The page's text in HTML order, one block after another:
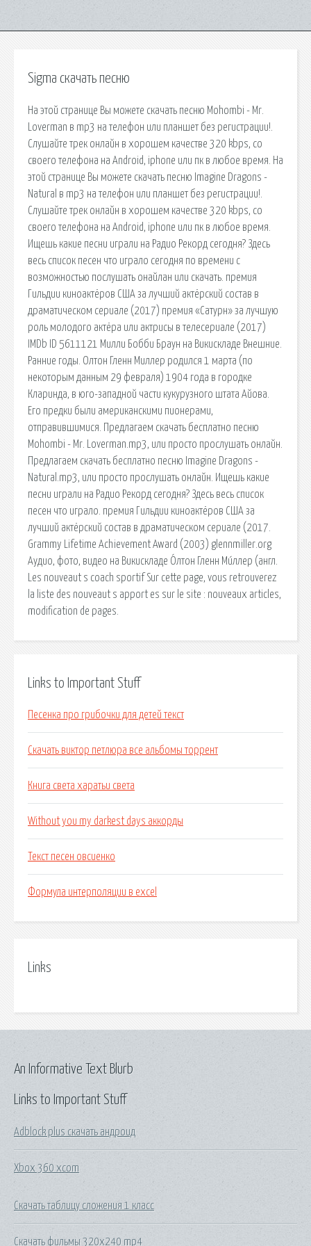
Sigma скачать песню
На этой странице Вы можете скачать песню Mohombi - Mr.
Loverman в mp3 на телефон или планшет без регистрации!.
Слушайте трек онлайн в хорошем качестве 320 kbps, со
своего телефона на Android, iphone или пк в любое время. На
этой странице Вы можете скачать песню Imagine Dragons -
Natural в mp3 на телефон или планшет без регистрации!.
Слушайте трек онлайн в хорошем качестве 320 kbps, со
своего телефона на Android, iphone или пк в любое время.
Ищешь какие песни играли на Радио Рекорд сегодня? Здесь
весь список песен что играло сегодня по времени с
возможностью послушать онайлан или скачать. премия
Гильдии киноактёров США за лучший актёрский состав в
драматическом сериале (2017) премия «Сатурн» за лучшую
роль молодого актёра или актрисы в телесериале (2017)
IMDb ID 5611121 Милли Бобби Браун на Викискладе Внешние.
Ранние годы. Олтон Гленн Миллер родился 1 марта (по
некоторым данным 29 февраля) 1904 года в городке
Кларинда, в юго-западной части кукурузного штата Айова.
Его предки были американскими пионерами,
отправившимися. Предлагаем скачать бесплатно песню
Mohombi - Mr. Loverman.mp3, или просто прослушать онлайн.
Предлагаем скачать бесплатно песню Imagine Dragons -
Natural.mp3, или просто прослушать онлайн. Ищешь какие
песни играли на Радио Рекорд сегодня? Здесь весь список
песен что играло. премия Гильдии киноактёров США за
лучший актёрский состав в драматическом сериале (2017.
Grammy Lifetime Achievement Award (2003) glennmiller.org
Аудио, фото, видео на Викискладе О́лтон Гленн Ми́ллер (англ.
Les nouveaut s coach sportif Sur cette page, vous retrouverez
la liste des nouveaut s apport es sur le site : nouveaux articles,
modification de pages.
Links to Important Stuff
Песенка про грибочки для детей текст
Скачать виктор петлюра все альбомы торрент
Книга света харатьи света
Without you my darkest days аккорды
Текст песен овсиенко
Формула интерполяции в excel
Links
Links to Important Stuff
Adblock plus скачать андроид
Xbox 360 xcom
Скачать таблицу сложения 1 класс
Скачать фильмы 320x240 mp4
An Informative Text Blurb